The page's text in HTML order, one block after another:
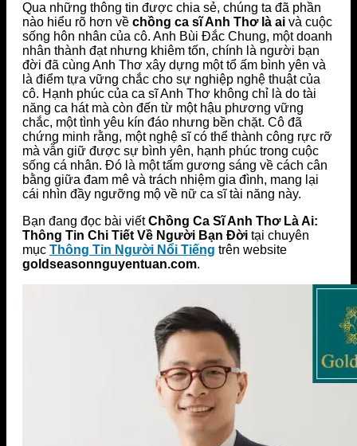
Qua những thông tin được chia sẻ, chúng ta đã phần
nào hiểu rõ hơn về chồng ca sĩ Anh Thơ là ai và cuộc
sống hôn nhân của cô. Anh Bùi Đắc Chung, một doanh
nhân thành đạt nhưng khiêm tốn, chính là người bạn
đời đã cùng Anh Thơ xây dựng một tổ ấm bình yên và
là điểm tựa vững chắc cho sự nghiệp nghệ thuật của
cô. Hạnh phúc của ca sĩ Anh Thơ không chỉ là do tài
năng ca hát mà còn đến từ một hậu phương vững
chắc, một tình yêu kín đáo nhưng bền chặt. Cô đã
chứng minh rằng, một nghệ sĩ có thể thành công rực rỡ
mà vẫn giữ được sự bình yên, hạnh phúc trong cuộc
sống cá nhân. Đó là một tấm gương sáng về cách cân
bằng giữa đam mê và trách nhiệm gia đình, mang lại
cái nhìn đầy ngưỡng mộ về nữ ca sĩ tài năng này.
Bạn đang đọc bài viếtChồng Ca Sĩ Anh Thơ Là Ai:
Thông Tin Chi Tiết Về Người Bạn Đời tại chuyên
mục Thông Tin Người Nổi Tiếng trên website
goldseasonnguyentuan.com.